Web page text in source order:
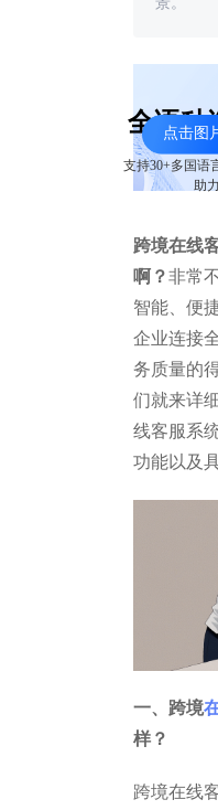
全语种
支持30+多国语
助
点击图
跨境在线
啊？非常
智能、便
企业连接
务质量的
们就来详
线客服系
功能以及
一、跨境
样？
跨境在线